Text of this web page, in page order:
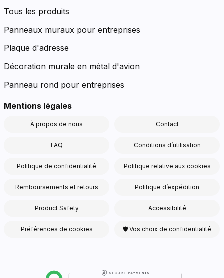
Tous les produits
Panneaux muraux pour entreprises
Plaque d'adresse
Décoration murale en métal d'avion
Panneau rond pour entreprises
Mentions légales
À propos de nous Contact
FAQ Conditions d’utilisation
Politique de confidentialité Politique relative aux cookies
Remboursements et retours Politique d’expédition
Product Safety Accessibilité
Préférences de cookies 🛡 Vos choix de confidentialité